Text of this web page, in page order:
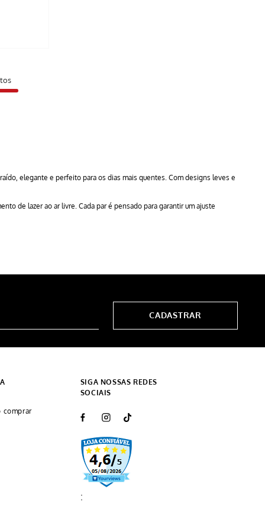
elegante e perfeito para os dias mais quentes. Com designs leves e
de lazer ao ar livre. Cada par é pensado para garantir um ajuste
CADASTRAR
comprar
SIGA NOSSAS REDES
SOCIAIS
: